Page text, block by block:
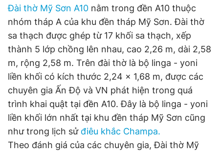
Đọc Thanh Niên trên điện thoại
Theo dõi báo trên
Hotline
0906 645 777
Liên hệ quảng cáo
0908 780 404
Đặt báo Quảng cáo RSS Tòa soạn Chính sách bảo
Đài thờ Mỹ Sơn A10 nằm trong đền A10 thuộc
nhóm tháp A của khu đền tháp Mỹ Sơn. Đài thờ
sa thạch được ghép từ 17 khối sa thạch, xếp
thành 5 lớp chồng lên nhau, cao 2,26 m, dài 2,58
m, rộng 2,58 m. Trên đài thờ là bộ linga - yoni
liền khối có kích thước 2,24 x 1,68 m, được các
chuyên gia Ấn Độ và VN phát hiện trong quá
trình khai quật tại đền A10. Đây là bộ linga - yoni
liền khối lớn nhất tại khu đền tháp Mỹ Sơn cũng
như trong lịch sử điêu khắc Champa.
Theo đánh giá của các chuyên gia, Đài thờ Mỹ